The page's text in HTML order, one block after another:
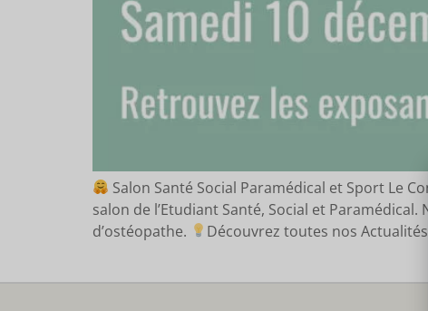
Salon Santé Social Paramédical et Sport Le
salon de l’Etudiant Santé, Social et
d’ostéopathe.
Découvrez toutes nos Actualités